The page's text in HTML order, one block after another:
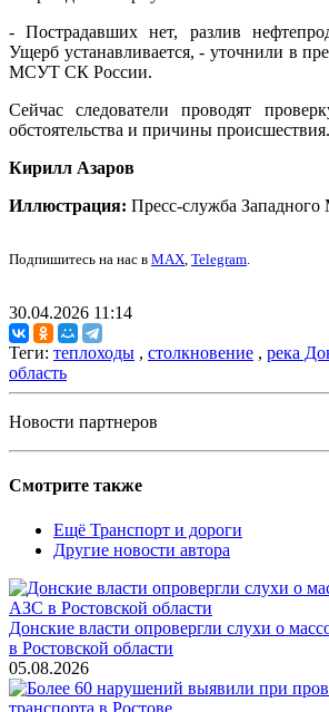
- Пострадавших нет, разлив
Ущерб устанавливается, - уточнили в
МСУТ СК России.
Сейчас следователи проводят
обстоятельства и причины происшествия.
Кирилл Азаров
Иллюстрация: Пресс-служба
Подпишитесь на нас в MAX, Telegram.
30.04.2026 11:14
Теги: теплоходы , столкновение , река
область
Новости партнеров
Смотрите также
Ещё Транспорт и дороги
Другие новости автора
Донские власти опровергли слухи о
в Ростовской области
05.08.2026